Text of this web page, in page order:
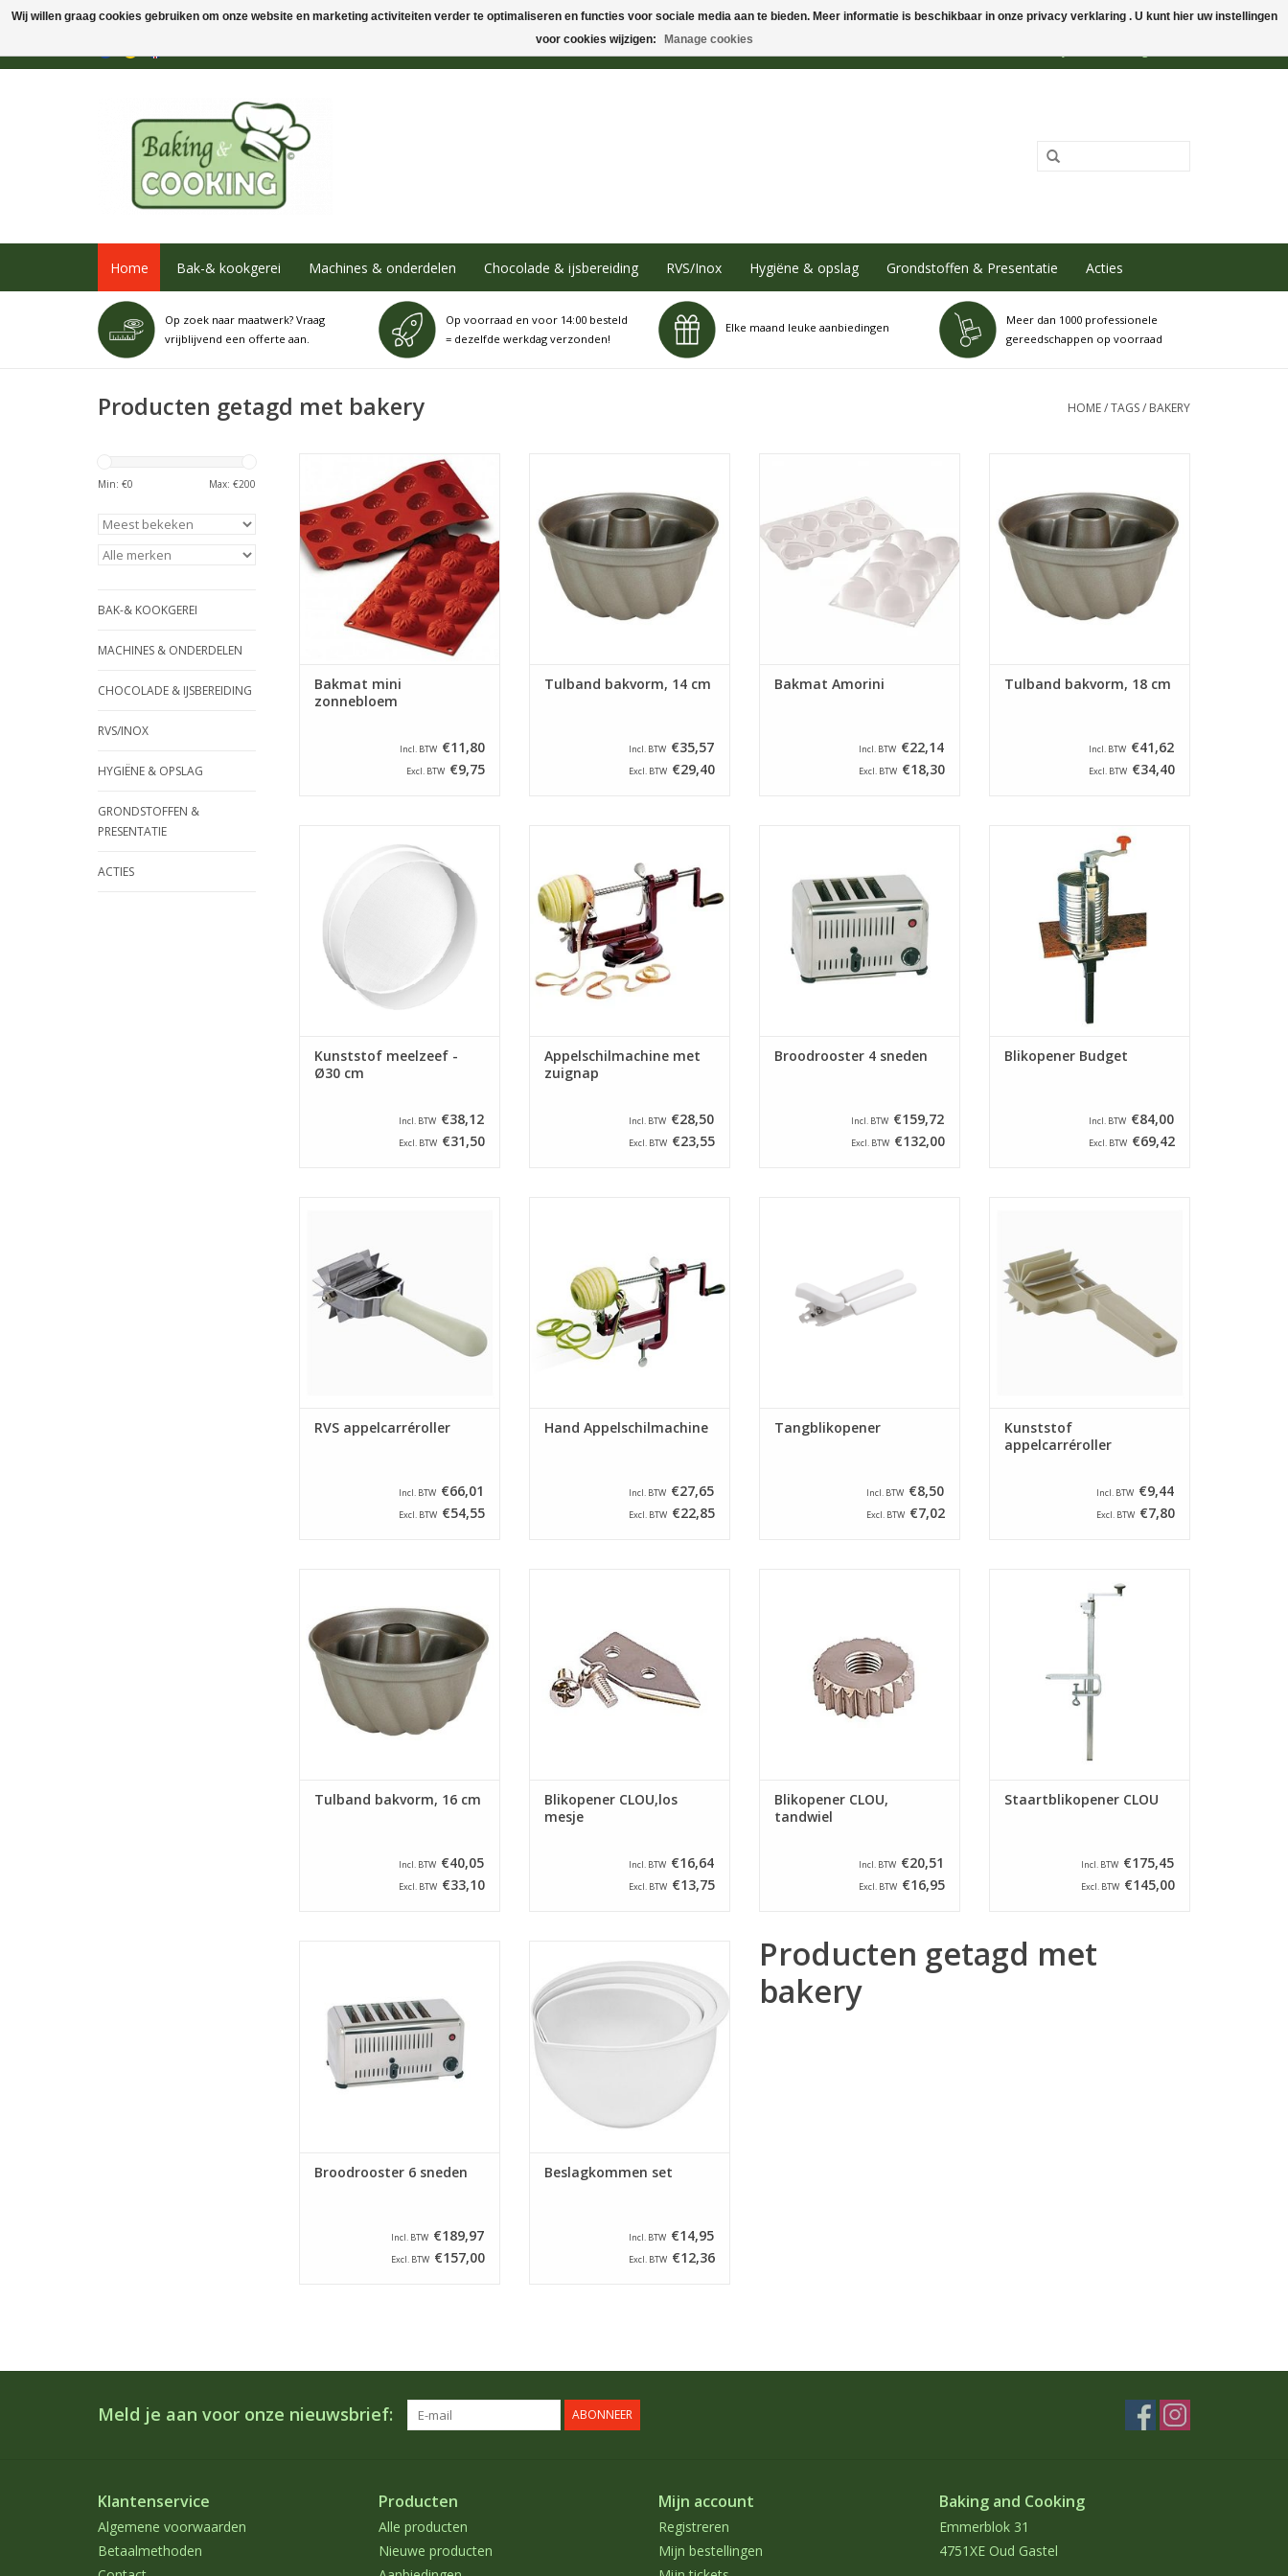
Home Bak-& kookgerei Machines & onderdelen Chocolade & ijsbereiding RVS/Inox Hygiëne & opslag Grondstoffen & Presentatie Acties
Op zoek naar maatwerk? Vraag
vrijblijvend een offerte aan.
Op voorraad en voor 14:00 besteld
= dezelfde werkdag verzonden!
Elke maand leuke aanbiedingen
Meer dan 1000 professionele
gereedschappen op voorraad
Producten getagd met bakery HOME/TAGS/ BAKERY
Min: €0 Max: €200
BAK-& KOOKGEREI
MACHINES & ONDERDELEN
CHOCOLADE & IJSBEREIDING
RVS/INOX
HYGIËNE & OPSLAG
GRONDSTOFFEN &
PRESENTATIE
ACTIES
Silicone bakvorm mini
zonnebloem. Geschikt voor
gebruik in de oven, magnetron of
vriezer. Ideaal voor het bakken
en lossen van producten!
TOEVOEGEN AAN WINKELWAGEN
Bakmat mini
zonnebloem
Incl. BTW €11,80
Excl. BTW €9,75
een diameter van 14 cm. U hoeft
de tulbandvorm in principe niet
in te vetten. Maar wij adviseren
dat de eerste keer, en daarna zo
nu en dan heel lichtjes, wel te
TOEVOEGEN AAN WINKELWAGEN
Tulband bakvorm, 14 cm
Incl. BTW €35,57
Excl. BTW €29,40
magnetron of vriezer. Ideaal
voor het bakken en lossen van
producten!
TOEVOEGEN AAN WINKELWAGEN
Bakmat Amorini
Incl. BTW €22,14
Excl. BTW €18,30
18 cm. U hoeft de tulbandvorm in
principe niet in te vetten. Maar wij
adviseren dat de eerste keer, en
daarna zo nu en dan heel lichtjes,
TOEVOEGEN AAN WINKELWAGEN
Tulband bakvorm, 18 cm
Incl. BTW €41,62
Excl. BTW €34,40
een diameter van 30 cm. en een
maaswijdte van 0,5 mm. Hoogte
(tot zeef): 7 cm. Hoogte (totaal): 9
TOEVOEGEN AAN WINKELWAGEN
Kunststof meelzeef -
Ø30 cm
Incl. BTW €38,12
Excl. BTW €31,50
gelijktijdig dan wel afzonderlijk.
TOEVOEGEN AAN WINKELWAGEN
Appelschilmachine met
zuignap
Incl. BTW €28,50
Excl. BTW €23,55
schakelaar om het aantal sleuven
wat men wil gebruiken in te
stellen.
TOEVOEGEN AAN WINKELWAGEN
Broodrooster 4 sneden
Incl. BTW €159,72
Excl. BTW €132,00
Tafelmodel blikopener, budget
uitvoering. Voorzien van
tafelklem.
TOEVOEGEN AAN WINKELWAGEN
Blikopener Budget
Incl. BTW €84,00
Excl. BTW €69,42
TOEVOEGEN AAN WINKELWAGEN
RVS appelcarréroller
Incl. BTW €66,01
Excl. BTW €54,55
uitstekend voor "Pommes
Spirales". Bevestiging:
schroefklem en vacuumvoet
TOEVOEGEN AAN WINKELWAGEN
Hand Appelschilmachine
Incl. BTW €27,65
Excl. BTW €22,85
TOEVOEGEN AAN WINKELWAGEN
Tangblikopener
Incl. BTW €8,50
Excl. BTW €7,02
praktisch en gemakkelijk te
reinigen, zorgt voor een strakke
en consistente vorm voor een
professionele presentatie. Ideaal
voor zowel hobbybakkers als
Kunststof
appelcarréroller
Incl. BTW €9,44
Excl. BTW €7,80
een diameter van 16 cm. U hoeft
de tulbandvorm in principe niet
in te vetten. Maar wij adviseren
dat de eerste keer, en daarna zo
nu en dan heel lichtjes, wel te
TOEVOEGEN AAN WINKELWAGEN
Tulband bakvorm, 16 cm
Incl. BTW €40,05
Excl. BTW €33,10
Blikopener CLOU,los
mesje
Incl. BTW €16,64
Excl. BTW €13,75
Blikopener CLOU,
tandwiel
Incl. BTW €20,51
Excl. BTW €16,95
merk Clou. Geschikt voor het
openen van blikken met een
Staartblikopener CLOU
Incl. BTW €175,45
Excl. BTW €145,00
wat men wil gebruiken in te
stellen.
TOEVOEGEN AAN WINKELWAGEN
Broodrooster 6 sneden
Incl. BTW €189,97
Excl. BTW €157,00
beslagkommen. De kommen
hebben een inhoud van 1½, 2 en
TOEVOEGEN AAN WINKELWAGEN
Beslagkommen set
Incl. BTW €14,95
Excl. BTW €12,36
Producten getagd met
bakery
Meld je aan voor onze nieuwsbrief: ABONNEER
Klantenservice
Algemene voorwaarden
Betaalmethoden
Producten
Alle producten
Nieuwe producten
Mijn account
Registreren
Mijn bestellingen
Baking and Cooking
Emmerblok 31
4751XE Oud Gastel
Wij willen graag cookies gebruiken om onze website en marketing activiteiten verder te optimaliseren en functies voor sociale media aan te bieden. Meer informatie is beschikbaar in onze privacy verklaring . U kunt hier uw instellingen
voor cookies wijzigen:
Manage cookies